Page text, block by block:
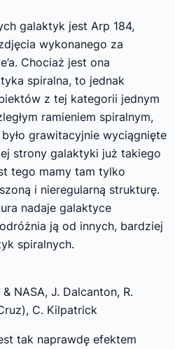
galaktyk jest Arp 184,
wykonanego za
Chociaż jest ona
spiralna, to jednak
z tej kategorii jednym
ramieniem spiralnym,
grawitacyjnie wyciągnięte
strony galaktyki już takiego
tego mamy tam tylko
i nieregularną strukturę.
nadaje galaktyce
ją od innych, bardziej
spiralnych.
NASA, J. Dalcanton, R.
C. Kilpatrick
tak naprawdę efektem